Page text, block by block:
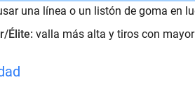
una línea o un listón de goma en
Élite: valla más alta y tiros con